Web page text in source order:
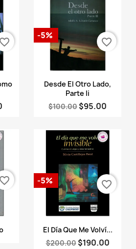
favorite_border
Vista rápida
Desde El Otro Lado,
Parte Ii
$100.00 $95.00
-5%
favorite_border
favorite_border
Vista rápida
El Día Que Me Volví...
$200.00 $190.00
-5% favorite_border